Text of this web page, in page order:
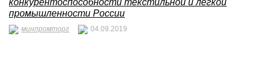
конкурентоспособности текстильной и легкой
промышленности России
минпромторг 04.09.2019